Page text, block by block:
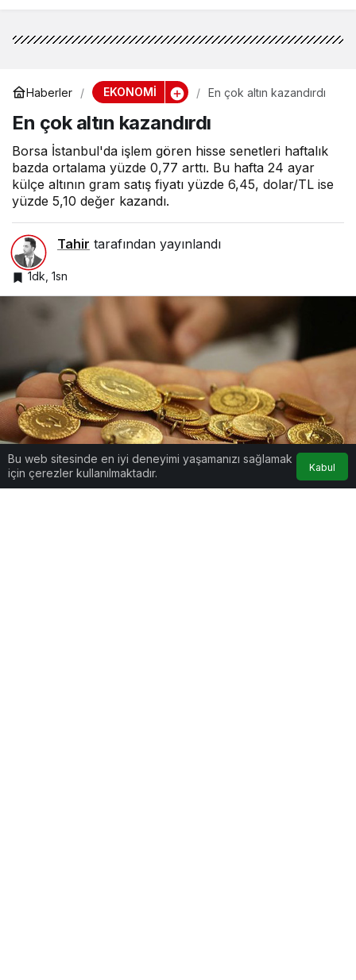
Haberler EKONOMİ En çok altın kazandırdı
En çok altın kazandırdı
Borsa İstanbul'da işlem gören hisse senetleri haftalık
bazda ortalama yüzde 0,77 arttı. Bu hafta 24 ayar
külçe altının gram satış fiyatı yüzde 6,45, dolar/TL ise
yüzde 5,10 değer kazandı.
Tahir tarafından yayınlandı
1dk, 1sn
Bu web sitesinde en iyi deneyimi yaşamanızı sağlamak
için çerezler kullanılmaktadır.
Kabul